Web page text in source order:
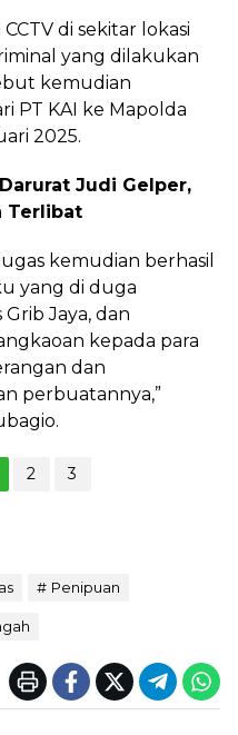
di sekitar lokasi
yang dilakukan
kemudian
PT KAI ke Mapolda
2025.
Judi Gelper,
Terlibat
kemudian berhasil
yang di duga
Jaya, dan
kepada para
dan
perbuatannya,”
2 3
Penipuan